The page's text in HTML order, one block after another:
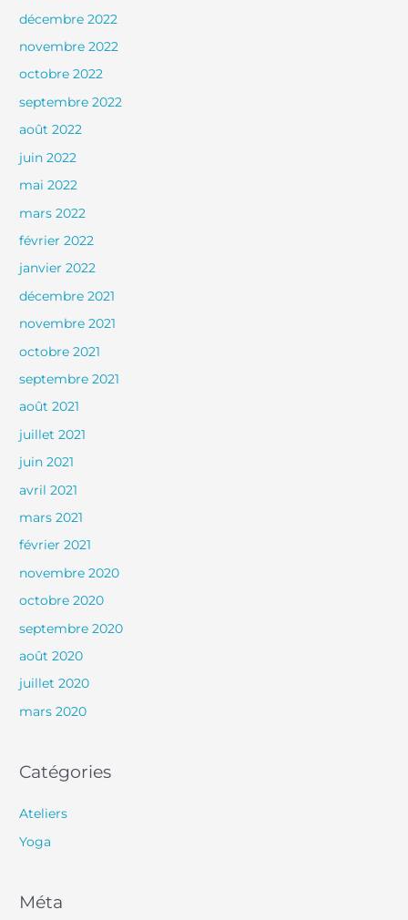
décembre 2022
novembre 2022
octobre 2022
septembre 2022
août 2022
juin 2022
mai 2022
mars 2022
février 2022
janvier 2022
décembre 2021
novembre 2021
octobre 2021
septembre 2021
août 2021
juillet 2021
juin 2021
avril 2021
mars 2021
février 2021
novembre 2020
octobre 2020
septembre 2020
août 2020
juillet 2020
mars 2020
Catégories
Ateliers
Yoga
Méta